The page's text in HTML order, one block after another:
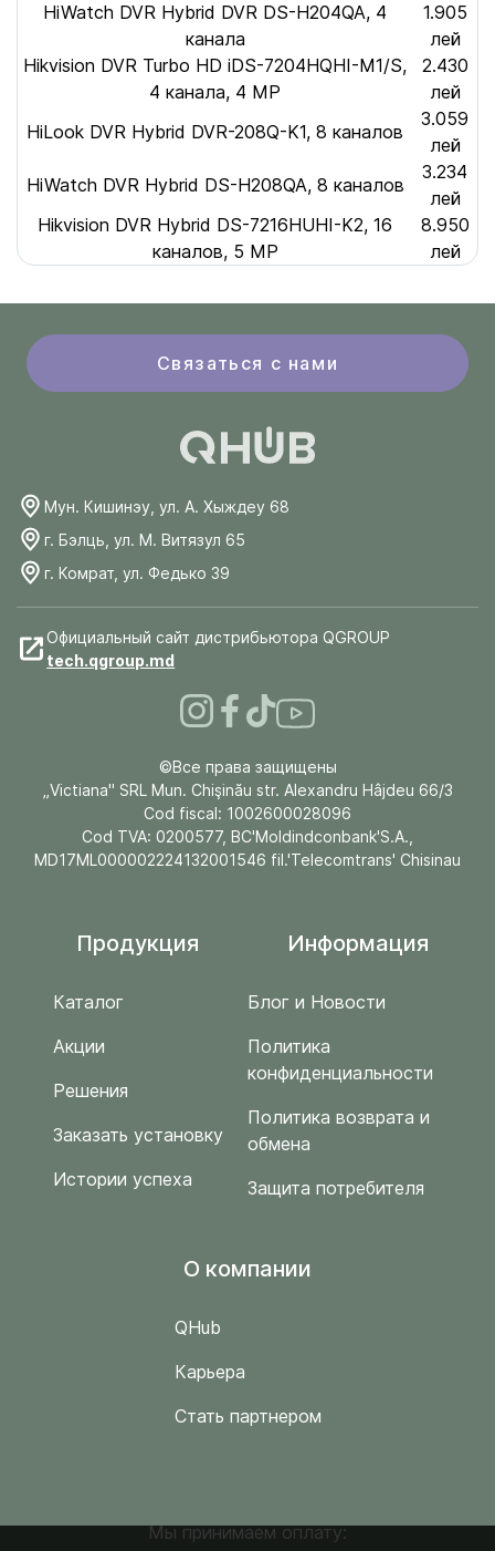
HiWatch DVR Hybrid DVR DS-H204QA, 4
канала
1.905
лей
Hikvision DVR Turbo HD iDS-7204HQHI-M1/S,
4 канала, 4 MP
2.430
лей
HiLook DVR Hybrid DVR-208Q-K1, 8 каналов
3.059
лей
HiWatch DVR Hybrid DS-H208QA, 8 каналов
3.234
лей
Hikvision DVR Hybrid DS-7216HUHI-K2, 16
каналов, 5 MP
8.950
лей
Связаться с нами
Мун. Кишинэу, ул. А. Хыждеу 68
г. Бэлць, ул. М. Витязул 65
г. Комрат, ул. Федько 39
Официальный сайт дистрибьютора QGROUP
tech.qgroup.md
©Все права защищены
„Victiana" SRL Mun. Chişinău str. Alexandru Hâjdeu 66/3
Cod fiscal: 1002600028096
Cod TVA: 0200577, BC'Moldindconbank'S.A.,
MD17ML000002224132001546 fil.'Telecomtrans' Chisinau
Продукция
Каталог
Акции
Решения
Заказать установку
Истории успеха
Информация
Блог и Новости
Политика
конфиденциальности
Политика возврата и
обмена
Защита потребителя
O компании
QHub
Карьера
Стать партнером
Мы принимаем оплату: